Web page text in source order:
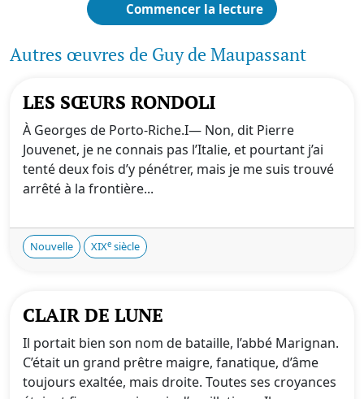
Commencer la lecture
Autres œuvres de Guy de Maupassant
LES SŒURS RONDOLI
À Georges de Porto-Riche.I— Non, dit Pierre
Jouvenet, je ne connais pas l’Italie, et pourtant j’ai
tenté deux fois d’y pénétrer, mais je me suis trouvé
arrêté à la frontière...
Nouvelle XIXe siècle
CLAIR DE LUNE
Il portait bien son nom de bataille, l’abbé Marignan.
C’était un grand prêtre maigre, fanatique, d’âme
toujours exaltée, mais droite. Toutes ses croyances